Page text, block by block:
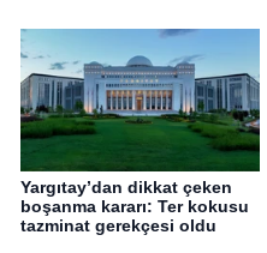
Yargıtay’dan dikkat çeken
boşanma kararı: Ter kokusu
tazminat gerekçesi oldu